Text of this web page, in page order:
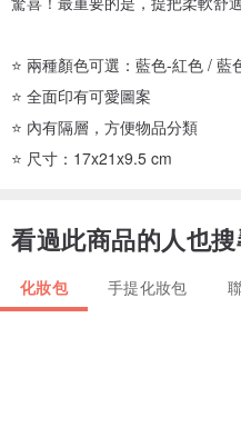
⭐️ 兩種顏色可選：藍色-紅色 / 藍
⭐️ 全面印有可愛圖案
⭐️ 內有隔層，方便物品分類
⭐️ 尺寸：17x21x9.5 cm
看過此商品的人也
化妝包 手提化妝包